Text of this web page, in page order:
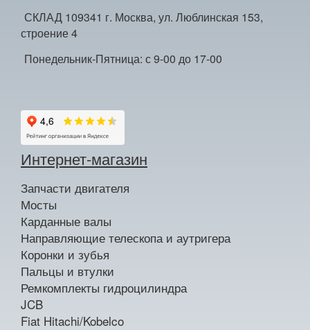
СКЛАД 109341 г. Москва, ул. Люблинская 153,
строение 4
Понедельник-Пятница: с 9-00 до 17-00
Интернет-магазин
Запчасти двигателя
Мосты
Карданные валы
Направляющие телескопа и аутригера
Коронки и зубья
Пальцы и втулки
Ремкомплекты гидроцилиндра
JCB
Fiat Hitachi/Kobelco